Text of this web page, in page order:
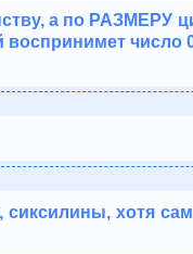
а по РАЗМЕРУ
число
хотя